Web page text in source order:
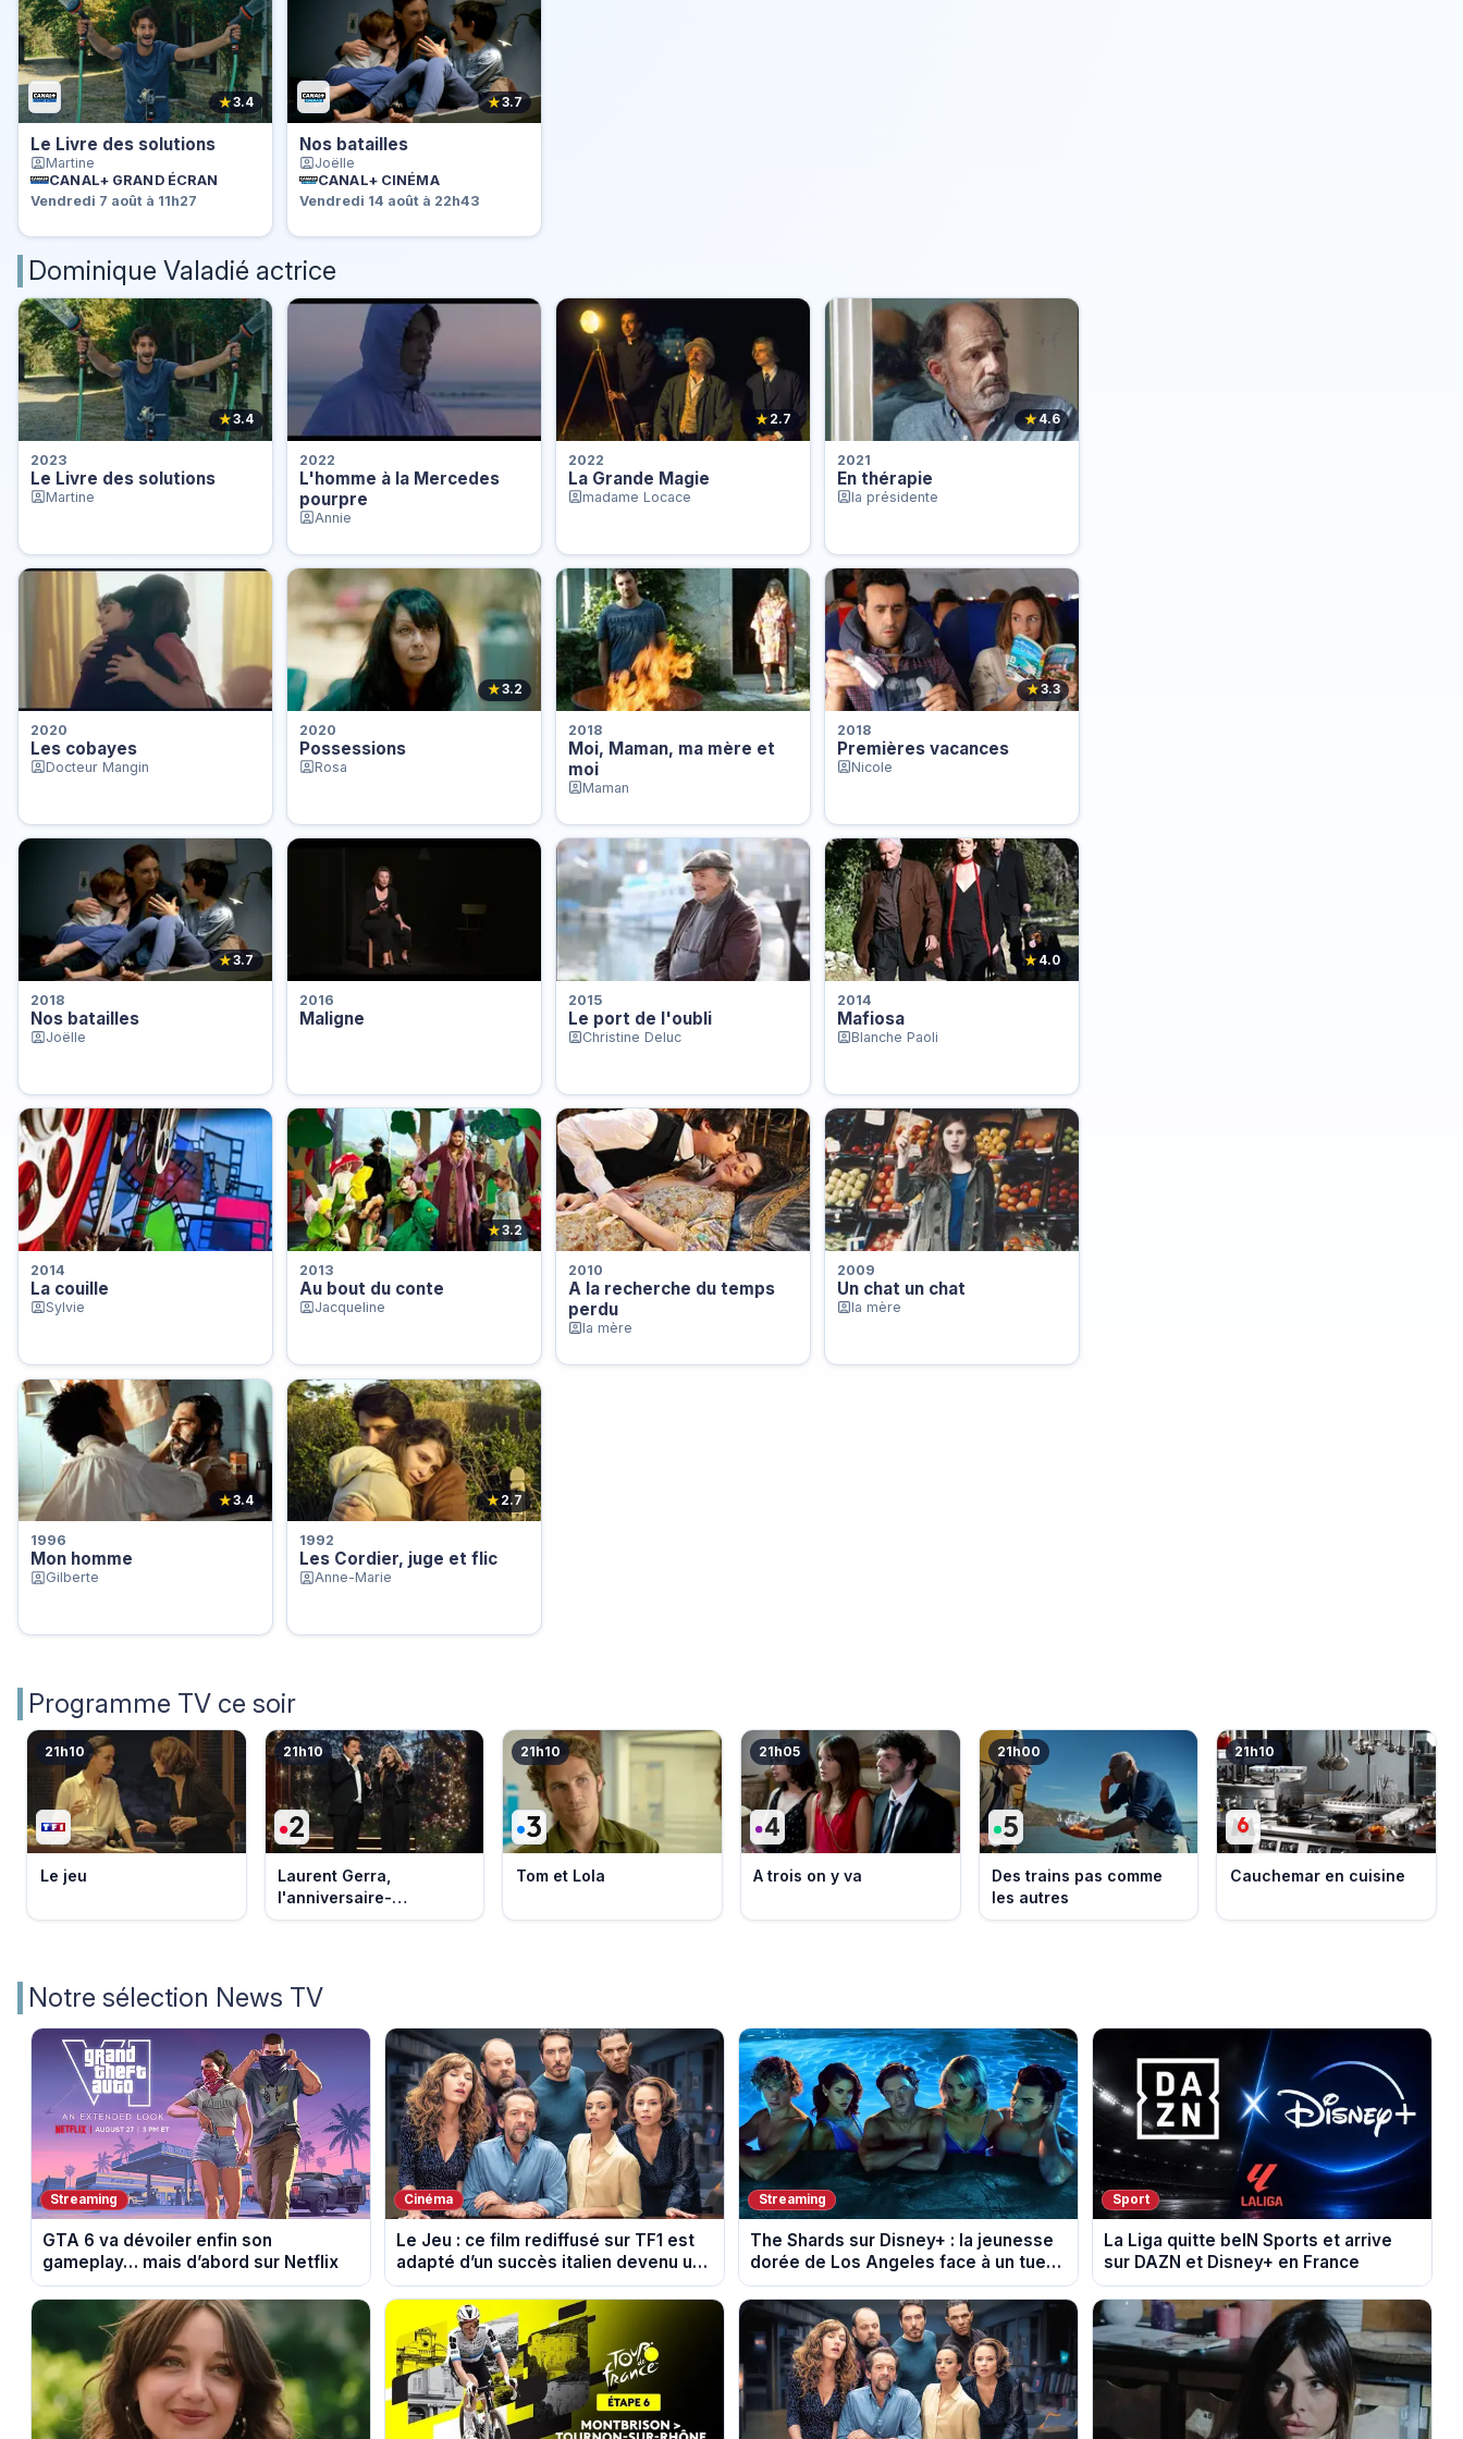
★3.4
Le Livre des solutions
Martine
CANAL+ GRAND ÉCRAN
Vendredi 7 août à 11h27
★3.7
Nos batailles
Joëlle
CANAL+ CINÉMA
Vendredi 14 août à 22h43
Dominique Valadié actrice
★3.4
2023
Le Livre des solutions
Martine
2022
L'homme à la Mercedes
pourpre
Annie
★ 2.7
2022
La Grande Magie
madame Locace
★4.6
2021
En thérapie
la présidente
2020
Les cobayes
Docteur Mangin
★3.2
2020
Possessions
Rosa
2018
Moi, Maman, ma mère et
moi
Maman
★3.3
2018
Premières vacances
Nicole
★3.7
2018
Nos batailles
Joëlle
2016
Maligne
2015
Le port de l'oubli
Christine Deluc
★ 4.0
2014
Mafiosa
Blanche Paoli
2014
La couille
Sylvie
★3.2
2013
Au bout du conte
Jacqueline
2010
A la recherche du temps
perdu
la mère
2009
Un chat un chat
la mère
★3.4
1996
Mon homme
Gilberte
★ 2.7
1992
Les Cordier, juge et flic
Anne-Marie
Programme TV ce soir
21h10
Le jeu
21h10
Laurent Gerra,
l'anniversaire-
événement
21h10
Tom et Lola
21h05
A trois on y va
21h00
Des trains pas comme
les autres
21h10
Cauchemar en cuisine
Notre sélection News TV
Streaming
GTA 6 va dévoiler enfin son
gameplay… mais d’abord sur Netflix
Cinéma
Le Jeu : ce film rediffusé sur TF1 est
adapté d’un succès italien devenu un
phénomène mondial
Streaming
The Shards sur Disney+ : la jeunesse
dorée de Los Angeles face à un tueur
dans les années 80
Sport
La Liga quitte beIN Sports et arrive
sur DAZN et Disney+ en France